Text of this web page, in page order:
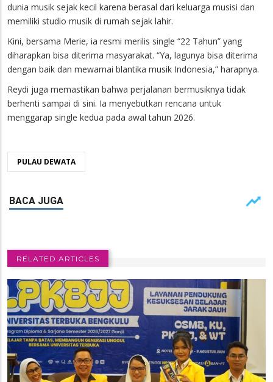
dunia musik sejak kecil karena berasal dari keluarga musisi dan
memiliki studio musik di rumah sejak lahir.
Kini, bersama Merie, ia resmi merilis single “22 Tahun” yang
diharapkan bisa diterima masyarakat. “Ya, lagunya bisa diterima
dengan baik dan mewarnai blantika musik Indonesia,” harapnya.
Reydi juga memastikan bahwa perjalanan bermusiknya tidak
berhenti sampai di sini. Ia menyebutkan rencana untuk
menggarap single kedua pada awal tahun 2026.
PULAU DEWATA
RELATED ARTICLES